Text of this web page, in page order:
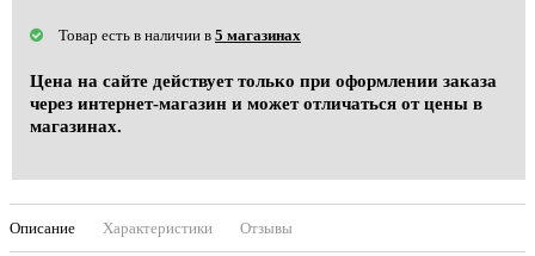
Товар есть в наличии в 5 магазинах
Цена на сайте действует только при оформлении заказа
через интернет-магазин и может отличаться от цены в
магазинах.
Описание Характеристики Отзывы